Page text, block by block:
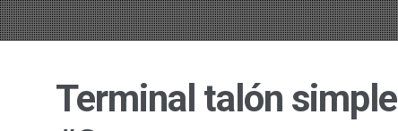
Terminal talón simple